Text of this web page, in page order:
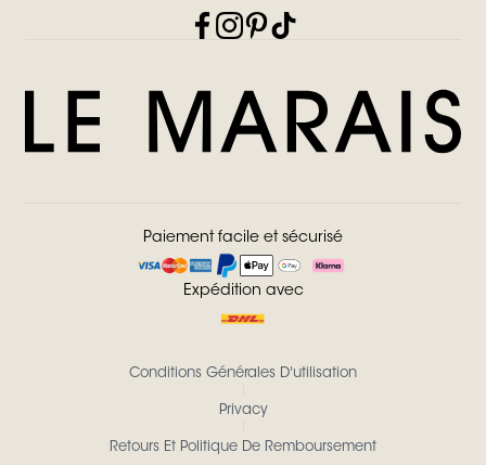
Paiement facile et sécurisé
Expédition avec
Conditions Générales D'utilisation
Privacy
Retours Et Politique De Remboursement